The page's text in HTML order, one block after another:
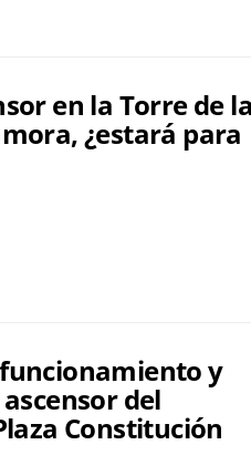
en la Torre de
¿estará para
y
del
Constitución